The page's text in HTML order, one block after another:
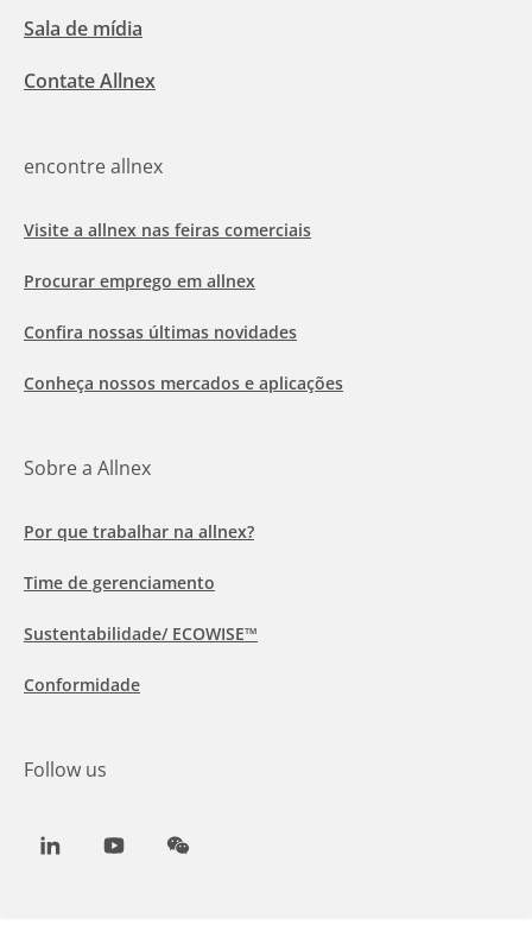
Sala de mídia
Contate Allnex
encontre allnex
Visite a allnex nas feiras comerciais
Procurar emprego em allnex
Confira nossas últimas novidades
Conheça nossos mercados e aplicações
Sobre a Allnex
Por que trabalhar na allnex?
Time de gerenciamento
Sustentabilidade/ ECOWISE™
Conformidade
Follow us
LinkedInYoutubeWeChat